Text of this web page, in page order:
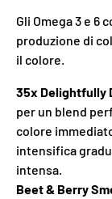
Gli Omega 3 e 6
produzione di
il colore.
35x Delightfully
per un blend
colore
intensifica
intensa.
Beet & Berry